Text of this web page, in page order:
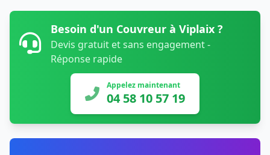
Besoin d'un Couvreur à Viplaix ?
Devis gratuit et sans engagement -
Réponse rapide
Appelez maintenant
04 58 10 57 19